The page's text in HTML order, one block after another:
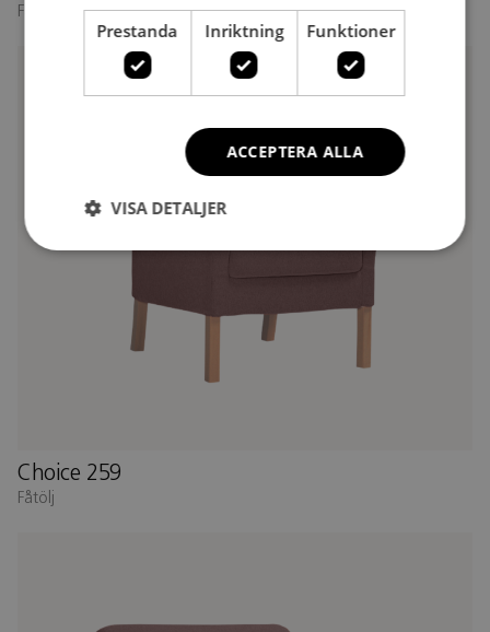
Fåtölj
Choice 259
Fåtölj
Prestanda Inriktning Funktioner
ACCEPTERA ALLA
VISA DETALJER